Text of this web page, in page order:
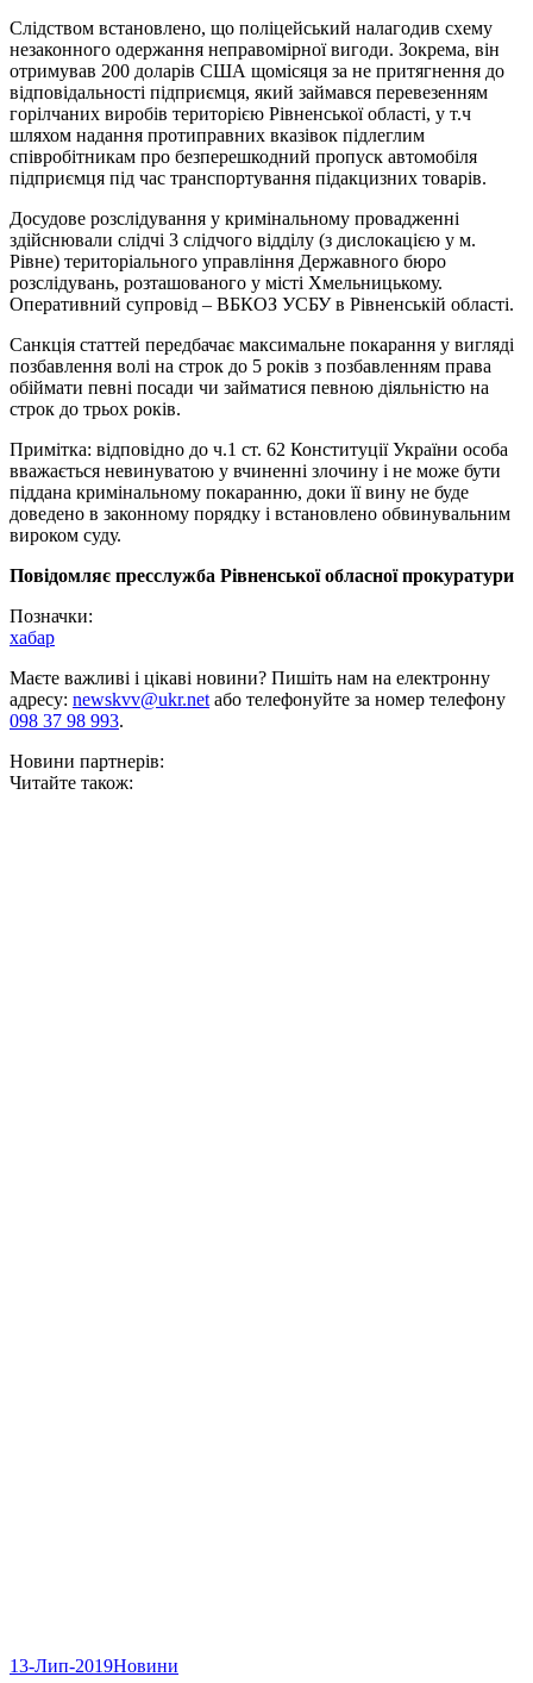
Слідством встановлено, що поліцейський налагодив схему
незаконного одержання неправомірної вигоди. Зокрема, він
отримував 200 доларів США щомісяця за не притягнення до
відповідальності підприємця, який займався перевезенням
горілчаних виробів територією Рівненської області, у т.ч
шляхом надання протиправних вказівок підлеглим
співробітникам про безперешкодний пропуск автомобіля
підприємця під час транспортування підакцизних товарів.
Досудове розслідування у кримінальному провадженні
здійснювали слідчі 3 слідчого відділу (з дислокацією у м.
Рівне) територіального управління Державного бюро
розслідувань, розташованого у місті Хмельницькому.
Оперативний супровід – ВБКОЗ УСБУ в Рівненській області.
Санкція статтей передбачає максимальне покарання у вигляді
позбавлення волі на строк до 5 років з позбавленням права
обіймати певні посади чи займатися певною діяльністю на
строк до трьох років.
Примітка: відповідно до ч.1 ст. 62 Конституції України особа
вважається невинуватою у вчиненні злочину і не може бути
піддана кримінальному покаранню, доки її вину не буде
доведено в законному порядку і встановлено обвинувальним
вироком суду.
Повідомляє пресслужба Рівненської обласної прокуратури
Позначки:
хабар
Маєте важливі і цікаві новини? Пишіть нам на електронну
адресу: newskvv@ukr.netабо телефонуйте за номер телефону
098 37 98 993.
Новини партнерів:
Читайте також:
13-Лип-2019Новини